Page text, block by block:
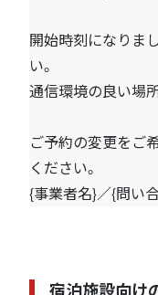
開始時刻になりま
い。
通信環境の良い場
ご予約の変更をご
ください。
{事業者名}／{問い
宿泊施設向け